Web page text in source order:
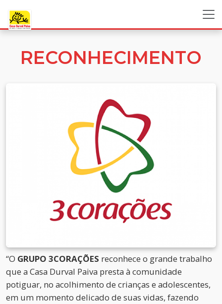
RECONHECIMENTO
“O GRUPO 3CORAÇÕES reconhece o grande trabalho
que a Casa Durval Paiva presta à comunidade
potiguar, no acolhimento de crianças e adolescentes,
em um momento delicado de suas vidas, fazendo